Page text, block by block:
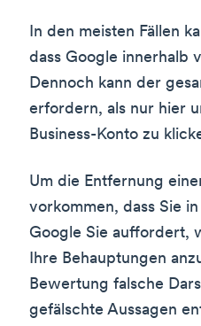
In den meisten Fällen
dass Google innerhalb
Dennoch kann der
erfordern, als nur hier
Business-Konto zu
Um die Entfernung
vorkommen, dass Sie
Google Sie auffordert,
Ihre Behauptungen
Bewertung falsche
gefälschte Aussagen